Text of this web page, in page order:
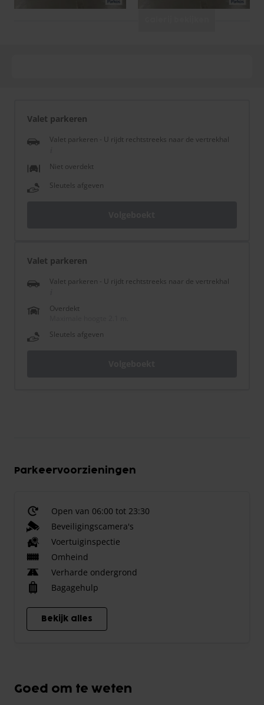
Valet parkeren
Valet parkeren - U rijdt rechtstreeks naar de vertrekhal
Niet overdekt
Sleutels afgeven
Valet parkeren
Valet parkeren - U rijdt rechtstreeks naar de vertrekhal
Overdekt
Sleutels afgeven
Parkeervoorzieningen
Open van 06:00 tot 23:30
Beveiligingscamera's
Voertuiginspectie
Omheind
Verharde ondergrond
Bagagehulp
Bekijk alles
Goed om te weten